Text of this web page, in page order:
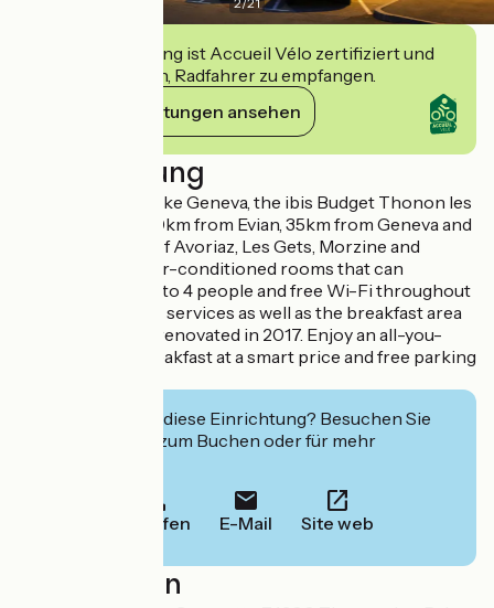
Diese Einrichtung ist Accueil Vélo zertifiziert und
verpflichtet sich, Radfahrer zu empfangen.
Ihre Verpflichtungen ansehen
Beschreibung
5 minutes from Lake Geneva, the ibis Budget Thonon les
Bains is located 10km from Evian, 35km from Geneva and
near the resorts of Avoriaz, Les Gets, Morzine and
Châtel. It has 85 air-conditioned rooms that can
accommodate up to 4 people and free Wi-Fi throughout
the hotel. General services as well as the breakfast area
were completely renovated in 2017. Enjoy an all-you-
can-eat buffet breakfast at a smart price and free parking
Interessiert Sie diese Einrichtung? Besuchen Sie
deren Website zum Buchen oder für mehr
Anrufen E-Mail Site web
Localisation